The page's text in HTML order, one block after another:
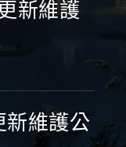
新維護
新維護公